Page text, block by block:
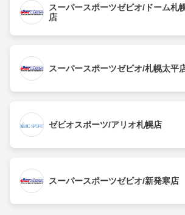
スーパースポーツゼビオ/ドーム札
店
スーパースポーツゼビオ/札幌太平
ゼビオスポーツ/アリオ札幌店
スーパースポーツゼビオ/新発寒店